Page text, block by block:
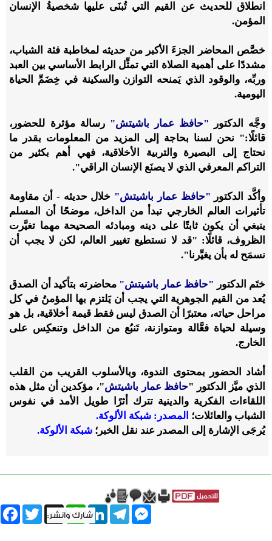
انطلاق للحديث عن القيم التي تُبنَى عليها شخصيةُ الإنسان
المؤمن.
خصَّص المحاضر الجزءَ الأكبر من حديثه لمخاطبة فئة الشباب،
مشددًا على أهمية الصلاة التي تمثِّل الرابط الأساسي بين العبد
وربِّه، والوقود الذي يَمنحه التوازن والسكينة في خِضَمِّ الحياة
اليومية.
وجَّه الدكتور "حافظ عمار باشيتش" رسالة مؤثرة للحضور،
قائلًا:" نحن لسنا بحاجة إلى المزيد من المعلومات بقدر ما
نحتاج إلى البصيرة والتربية الأخلاقية، فهي أهم بكثير من
التراكم المعرفي الذي لا يصنَع الإنسان الراقي".
وأكَّد الدكتور "حافظ عمار باشيتش" خلال حديثه - أن مقاومة
تأثيرات العالم الخارجي تبدأ من الداخل، موضحًا أن المسلم
ينبغي أن يكون ثابتًا على دينه ومبادئه الصحيحة مهما تغيَّرت
الظروف، قائلًا: "قد لا نستطيع تغيير العالم، لكن لا يجب أن
نسمَح له بأن يغيِّرنا".
ختَم الدكتور "حافظ عمار باشيتش" محاضرته بتأكيد أن الصدق
يُعد من القيم الجوهرية التي يجب أن يَلتزم بها المؤمنُ في كل
مراحل حياته، معتبرًا أن الصدق ليس فقط قيمة أخلاقية، بل هو
وسيلة لحياة فعَّالة ومتوازنة، تَنبُع من الداخل وتنعكِس على
الخارج.
أشاد الحضور بمحتوى الندوة، وبالأسلوب القريب من القلب
الذي ميَّز الدكتور "حافظ عمار باشيتش"، مؤكدين أن مثل هذه
اللقاءات الفكرية والدينية تترك أثرًا طويل الأمد في نفوس
الشباب والعائلات؛ المصدر: شبكة الألوكة.
يُرجَى الإشارة إلى المصدر عند نقل الخبر؛ شبكة الألوكة.
Twitter X
WhatsAppLinkedInTelegram
Messenger